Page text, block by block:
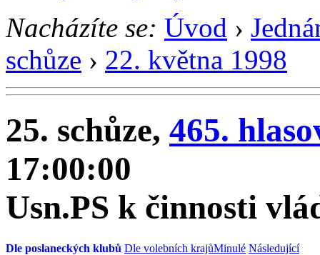
Nacházíte se: Úvod ›
schůze › 22. května 1998
25. schůze, 465.
17:00:00
Usn.PS k činnosti
Dle poslaneckých klubů Dle volebních krajůMinulé Následující